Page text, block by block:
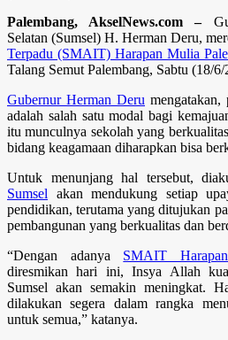
Palembang, AkselNews.com –
Selatan (Sumsel) H. Herman Deru,
Terpadu (SMAIT) Harapan Mulia
Talang Semut Palembang, Sabtu (18/6/
Gubernur Herman Deru
adalah salah satu modal bagi
itu munculnya sekolah yang
bidang keagamaan diharapkan bisa
Untuk menunjang hal tersebut,
Sumsel akan mendukung setiap
pendidikan, terutama yang ditujukan
pembangunan yang berkualitas dan
“Dengan adanya SMAIT
diresmikan hari ini, Insya Allah
Sumsel akan semakin meningkat.
dilakukan segera dalam rangka
untuk semua,” katanya.